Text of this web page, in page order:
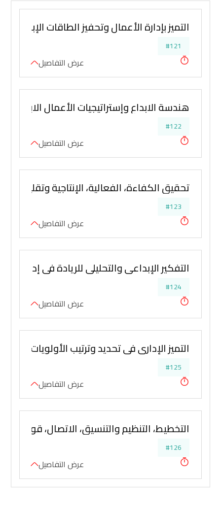
التميز بإدارة الأعمال وتحفيز الطاقات الإبداعية
#121
عرض التفاصيل
هندسة الابداع وإستراتيجيات الأعمال الابتكارية
#122
عرض التفاصيل
تحقيق الكفاءة، الفعالية، الإنتاجية وتقليل
#123
عرض التفاصيل
التفكير الإبداعي والتحليلي للريادة في إدارة
#124
عرض التفاصيل
التميز الإداري في تحديد وترتيب الأولويات،
#125
عرض التفاصيل
التخطيط، التنظيم والتنسيق، الاتصال، قوة
#126
عرض التفاصيل